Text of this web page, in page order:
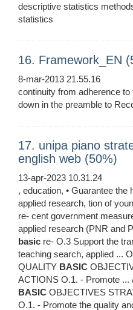
descriptive statistics
statistics
16. Framework_EN
8-mar-2013 21.55.16
continuity from adherence to
down in the preamble to
17. unipa piano
english web (50%)
13-apr-2023 10.31.24
, education, • Guarantee the
applied research, tion of
re- cent government
applied research (PNR and
basic re- O.3 Support the
teaching search, applied ...
QUALITY BASIC
ACTIONS O.1. - Promote ...
BASIC OBJECTIVES
O.1. - Promote the quality